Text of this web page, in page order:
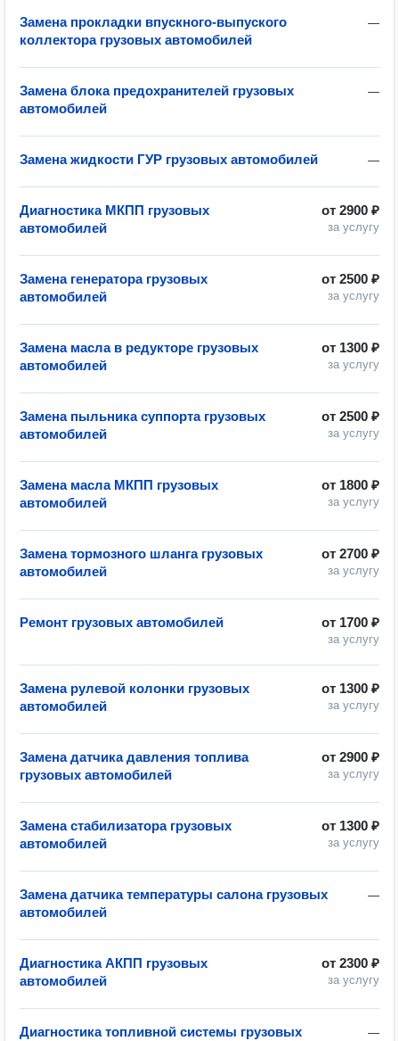
—
Замена прокладки впускного-выпуского
коллектора грузовых автомобилей
—
Замена блока предохранителей грузовых
автомобилей
—
Замена жидкости ГУР грузовых автомобилей
от 2900 ₽
за услугу
Диагностика МКПП грузовых
автомобилей
от 2500 ₽
за услугу
Замена генератора грузовых
автомобилей
от 1300 ₽
за услугу
Замена масла в редукторе грузовых
автомобилей
от 2500 ₽
за услугу
Замена пыльника суппорта грузовых
автомобилей
от 1800 ₽
за услугу
Замена масла МКПП грузовых
автомобилей
от 2700 ₽
за услугу
Замена тормозного шланга грузовых
автомобилей
от 1700 ₽
за услугу
Ремонт грузовых автомобилей
от 1300 ₽
за услугу
Замена рулевой колонки грузовых
автомобилей
от 2900 ₽
за услугу
Замена датчика давления топлива
грузовых автомобилей
от 1300 ₽
за услугу
Замена стабилизатора грузовых
автомобилей
—
Замена датчика температуры салона грузовых
автомобилей
от 2300 ₽
за услугу
Диагностика АКПП грузовых
автомобилей
—
Диагностика топливной системы грузовых